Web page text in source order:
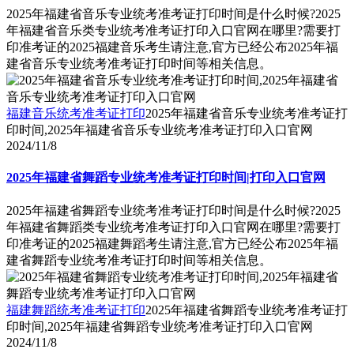
2025年福建省音乐专业统考准考证打印时间是什么时候?2025
年福建省音乐类专业统考准考证打印入口官网在哪里?需要打
印准考证的2025福建音乐考生请注意,官方已经公布2025年福
建省音乐专业统考准考证打印时间等相关信息。
福建音乐统考准考证打印2025年福建省音乐专业统考准考证打
印时间,2025年福建省音乐专业统考准考证打印入口官网
2024/11/8
2025年福建省舞蹈专业统考准考证打印时间|打印入口官网
2025年福建省舞蹈专业统考准考证打印时间是什么时候?2025
年福建省舞蹈类专业统考准考证打印入口官网在哪里?需要打
印准考证的2025福建舞蹈考生请注意,官方已经公布2025年福
建省舞蹈专业统考准考证打印时间等相关信息。
福建舞蹈统考准考证打印2025年福建省舞蹈专业统考准考证打
印时间,2025年福建省舞蹈专业统考准考证打印入口官网
2024/11/8